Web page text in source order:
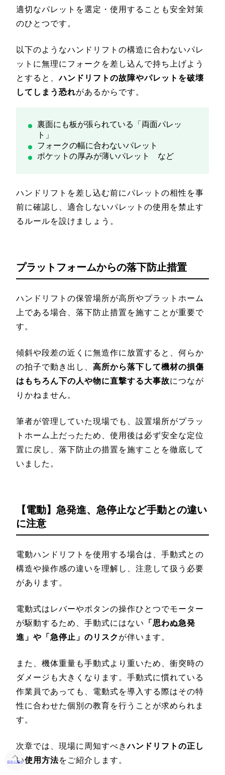
適切なパレットを選定・使用することも安全対策
のひとつです。
以下のようなハンドリフトの構造に合わないパレ
ットに無理にフォークを差し込んで持ち上げよう
とすると、ハンドリフトの故障やパレットを破壊
してしまう恐れがあるからです。
裏面にも板が張られている「両面パレッ
ト」
フォークの幅に合わないパレット
ポケットの厚みが薄いパレット など
ハンドリフトを差し込む前にパレットの相性を事
前に確認し、適合しないパレットの使用を禁止す
るルールを設けましょう。
プラットフォームからの落下防止措置
ハンドリフトの保管場所が高所やプラットホーム
上である場合、落下防止措置を施すことが重要で
す。
傾斜や段差の近くに無造作に放置すると、何らか
の拍子で動き出し、 高所から落下して機材の損傷
はもちろん下の人や物に直撃する大事故につなが
りかねません。
筆者が管理していた現場でも、設置場所がプラッ
トホーム上だったため、使用後は必ず安全な定位
置に戻し、落下防止の措置を施すことを徹底して
いました。
【電動】急発進、急停止など手動との違い
に注意
電動ハンドリフトを使用する場合は、手動式との
構造や操作感の違いを理解し、注意して扱う必要
があります。
電動式はレバーやボタンの操作ひとつでモーター
が駆動するため、手動式にはない
「思わぬ急発
進」や「急停止」のリスク が伴います。
また、機体重量も手動式より重いため、衝突時の
ダメージも大きくなります。手動式に慣れている
作業員であっても、電動式を導入する際はその特
性に合わせた個別の教育を行うことが求められま
す。
次章では、現場に周知すべきハンドリフトの正し
い使用方法をご紹介します。
目次に戻る